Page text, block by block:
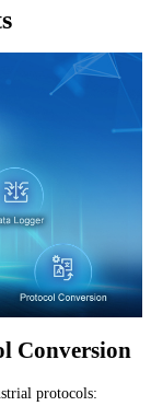
Conversion
protocols: